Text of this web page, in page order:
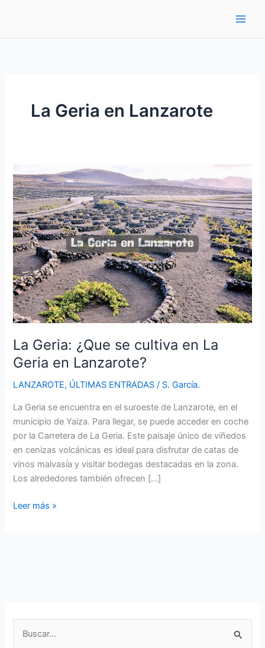
La Geria en Lanzarote
La Geria: ¿Que se cultiva en La
Geria en Lanzarote?
LANZAROTE, ÚLTIMAS ENTRADAS / S. García.
La Geria se encuentra en el suroeste de Lanzarote, en el
municipio de Yaiza. Para llegar, se puede acceder en coche
por la Carretera de La Geria. Este paisaje único de viñedos
en cenizas volcánicas es ideal para disfrutar de catas de
vinos malvasía y visitar bodegas destacadas en la zona.
Los alrededores también ofrecen […]
La
en
Lanzarote?
Leer más »